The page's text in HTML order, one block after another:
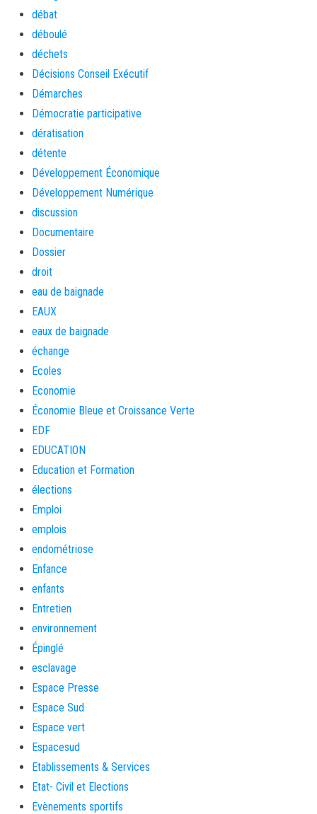
débat
déboulé
déchets
Décisions Conseil Exécutif
Démarches
Démocratie participative
dératisation
détente
Développement Économique
Développement Numérique
discussion
Documentaire
Dossier
droit
eau de baignade
EAUX
eaux de baignade
échange
Ecoles
Economie
Économie Bleue et Croissance Verte
EDF
EDUCATION
Education et Formation
élections
Emploi
emplois
endométriose
Enfance
enfants
Entretien
environnement
Épinglé
esclavage
Espace Presse
Espace Sud
Espace vert
Espacesud
Etablissements & Services
Etat- Civil et Elections
Evènements sportifs